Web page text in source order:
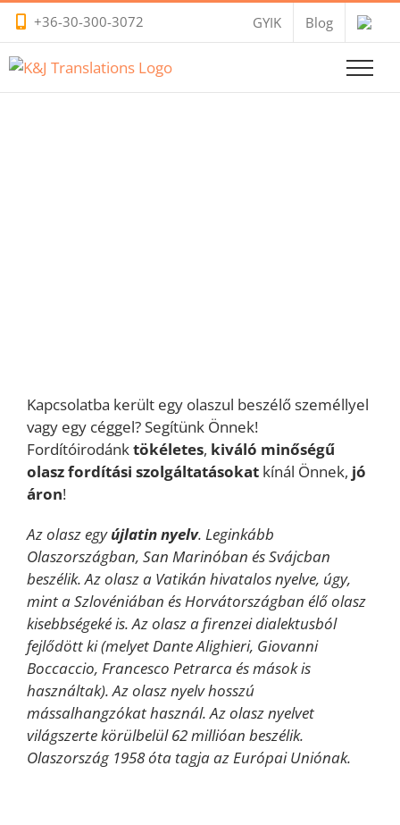
Kihagyás
+36-30-300-3072 GYIK Blog
Kapcsolatba került egy olaszul beszélő személlyel
vagy egy céggel? Segítünk Önnek!
Fordítóirodánktökéletes, kiváló minőségű
olasz fordítási szolgáltatásokat kínál Önnek, jó
áron!
Az olasz egyújlatin nyelv. Leginkább
Olaszországban, San Marinóban és Svájcban
beszélik. Az olasz a Vatikán hivatalos nyelve, úgy,
mint a Szlovéniában és Horvátországban élő olasz
kisebbségeké is. Az olasz a firenzei dialektusból
fejlődött ki (melyet Dante Alighieri, Giovanni
Boccaccio, Francesco Petrarca és mások is
használtak). Az olasz nyelv hosszú
mássalhangzókat használ. Az olasz nyelvet
világszerte körülbelül 62 millióan beszélik.
Olaszország 1958 óta tagja az Európai Uniónak.